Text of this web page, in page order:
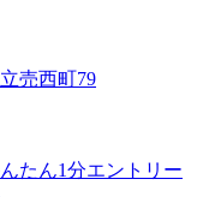
売西町79
たん1分エントリー